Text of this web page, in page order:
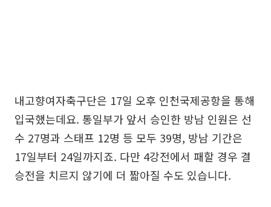
내고향여자축구단은 17일 오후 인천국제공항을 통해
입국했는데요. 통일부가 앞서 승인한 방남 인원은 선
수 27명과 스태프 12명 등 모두 39명, 방남 기간은
17일부터 24일까지죠. 다만 4강전에서 패할 경우 결
승전을 치르지 않기에 더 짧아질 수도 있습니다.